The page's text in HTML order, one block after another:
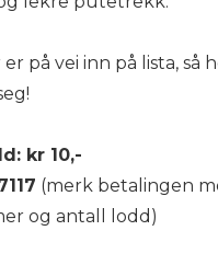
på vei inn på lista, så
kr 10,-
(merk betalingen
og antall lodd)